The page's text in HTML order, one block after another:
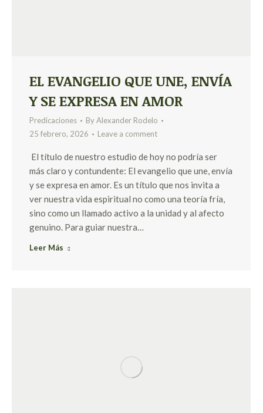
EL EVANGELIO QUE UNE, ENVÍA
Y SE EXPRESA EN AMOR
Predicaciones ByAlexander Rodelo
25 febrero, 2026
Leave a comment
El título de nuestro estudio de hoy no podría ser
más claro y contundente: El evangelio que une, envía
y se expresa en amor. Es un título que nos invita a
ver nuestra vida espiritual no como una teoría fría,
sino como un llamado activo a la unidad y al afecto
genuino. Para guiar nuestra…
Leer Más